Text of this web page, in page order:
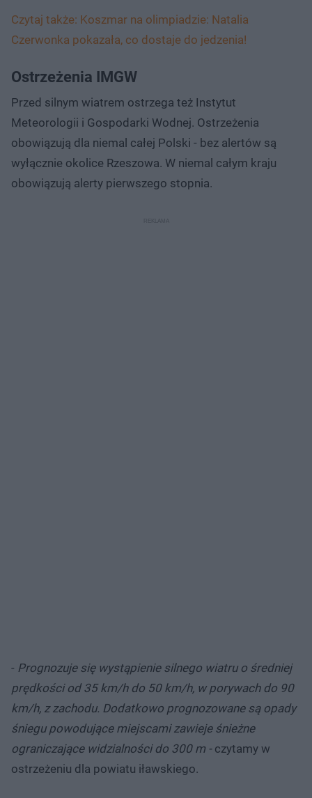
Czytaj także: Koszmar na olimpiadzie: Natalia
Czerwonka pokazała, co dostaje do jedzenia!
Ostrzeżenia IMGW
Przed silnym wiatrem ostrzega też Instytut
Meteorologii i Gospodarki Wodnej. Ostrzeżenia
obowiązują dla niemal całej Polski - bez alertów są
wyłącznie okolice Rzeszowa. W niemal całym kraju
obowiązują alerty pierwszego stopnia.
- Prognozuje się wystąpienie silnego wiatru o średniej
prędkości od 35 km/h do 50 km/h, w porywach do 90
km/h, z zachodu. Dodatkowo prognozowane są opady
śniegu powodujące miejscami zawieje śnieżne
ograniczające widzialności do 300 m -czytamy w
ostrzeżeniu dla powiatu iławskiego.